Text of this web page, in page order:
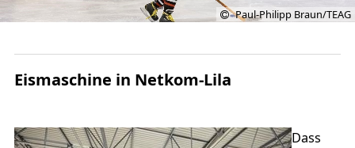
Paul-Philipp Braun/TEAG
Eismaschine in Netkom-Lila
Dass